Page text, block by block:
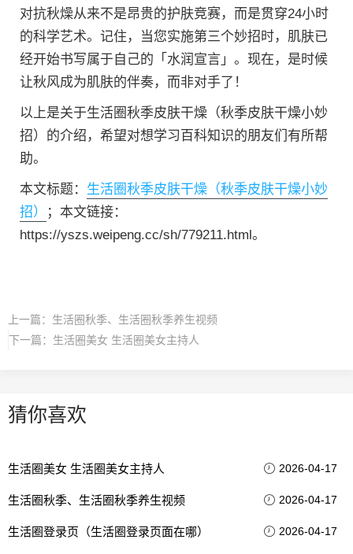
对抗秋燥从来不是昂贵的护肤竞赛，而是贯穿24小时
的科学艺术。记住，当您实施第三个妙招时，肌肤已
经开始书写属于自己的「水润宣言」。现在，是时候
让秋风成为肌肤的伴奏，而非对手了！
以上是关于生活圈秋季皮肤干燥（秋季皮肤干燥小妙
招）的介绍，希望对想学习百科知识的朋友们有所帮
助。
本文标题： 生活圈秋季皮肤干燥（秋季皮肤干燥小妙
招）
；本文链接：
https://yszs.weipeng.cc/sh/779211.html。
上一篇： 生活圈秋季、生活圈秋季养生视频
下一篇： 生活圈美女 生活圈美女主持人
猜你喜欢
生活圈美女 生活圈美女主持人 2026-04-17
生活圈秋季、生活圈秋季养生视频 2026-04-17
生活圈登录页（生活圈登录页面在哪） 2026-04-17